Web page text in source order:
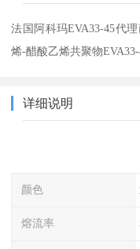
法国阿科玛EVA33-45代
烯-醋酸乙烯共聚物
详细说明
颜色
熔流率